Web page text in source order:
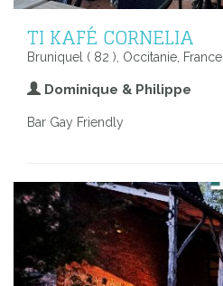
TI KAFÉ CORNELIA
Bruniquel ( 82 ), Occitanie, France
Dominique & Philippe
Bar Gay Friendly